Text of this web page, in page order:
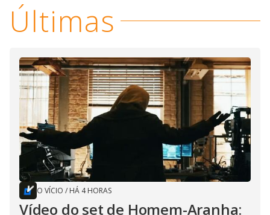
Últimas
O VÍCIO / HÁ 4 HORAS
Vídeo do set de Homem-Aranha: